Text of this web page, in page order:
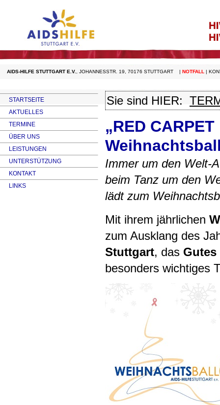
AIDS-HILFE STUTTGART E.V. JOHANNESSTR. 19, 70176 STUTTGART | NOTFALL |
STARTSEITE
AKTUELLES
TERMINE
ÜBER UNS
LEISTUNGEN
UNTERSTÜTZUNG
KONTAKT
LINKS
Sie sind HIER:
„RED
Immer um den Welt-
beim Tanz um den
lädt zum
Mit ihrem jährlichen
zum Ausklang des
Stuttgart, das
besonders wichtiges